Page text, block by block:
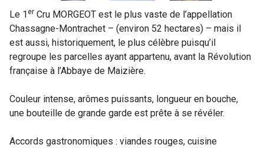
Le 1 er Cru MORGEOT est le plus vaste de l’appellation
Chassagne-Montrachet – (environ 52 hectares) – mais il
est aussi, historiquement, le plus célèbre puisqu’il
regroupe les parcelles ayant appartenu, avant la Révolution
française à l’Abbaye de Maizière.
Couleur intense, arômes puissants, longueur en bouche,
une bouteille de grande garde est prête à se révéler.
Accords gastronomiques : viandes rouges, cuisine